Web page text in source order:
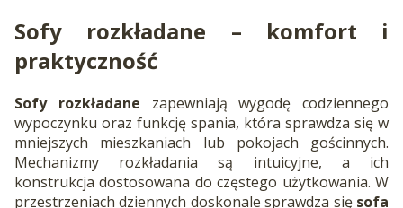
Sofy rozkładane – komfort i
praktyczność
Sofy rozkładane zapewniają wygodę codziennego
wypoczynku oraz funkcję spania, która sprawdza się w
mniejszych mieszkaniach lub pokojach gościnnych.
Mechanizmy rozkładania są intuicyjne, a ich
konstrukcja dostosowana do częstego użytkowania. W
przestrzeniach dziennych doskonale sprawdza się sofa